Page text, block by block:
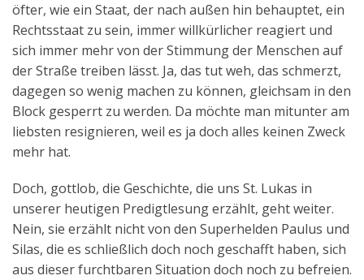
öfter, wie ein Staat, der nach außen hin behauptet, ein
Rechtsstaat zu sein, immer willkürlicher reagiert und
sich immer mehr von der Stimmung der Menschen auf
der Straße treiben lässt. Ja, das tut weh, das schmerzt,
dagegen so wenig machen zu können, gleichsam in den
Block gesperrt zu werden. Da möchte man mitunter am
liebsten resignieren, weil es ja doch alles keinen Zweck
mehr hat.
Doch, gottlob, die Geschichte, die uns St. Lukas in
unserer heutigen Predigtlesung erzählt, geht weiter.
Nein, sie erzählt nicht von den Superhelden Paulus und
Silas, die es schließlich doch noch geschafft haben, sich
aus dieser furchtbaren Situation doch noch zu befreien.